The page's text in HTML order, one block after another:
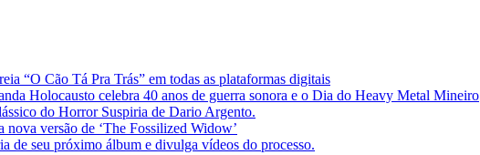
“O Cão Tá Pra Trás” em todas as plataformas digitais
Holocausto celebra 40 anos de guerra sonora e o Dia do Heavy Metal Mineiro
do Horror Suspiria de Dario Argento.
versão de ‘The Fossilized Widow’
de seu próximo álbum e divulga vídeos do processo.